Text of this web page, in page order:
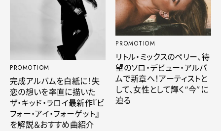
PROMOTIOM
完成アルバムを白紙に！失
恋の想いを率直に描いた
ザ・キッド・ラロイ最新作『ビ
フォー・アイ・フォーゲット』
を解説＆おすすめ曲紹介
PROMOTIOM
リトル・ミックスのペリー、待
望のソロ・デビュー・アルバ
ムで新章へ！アーティストと
して、女性として輝く“今”に
迫る